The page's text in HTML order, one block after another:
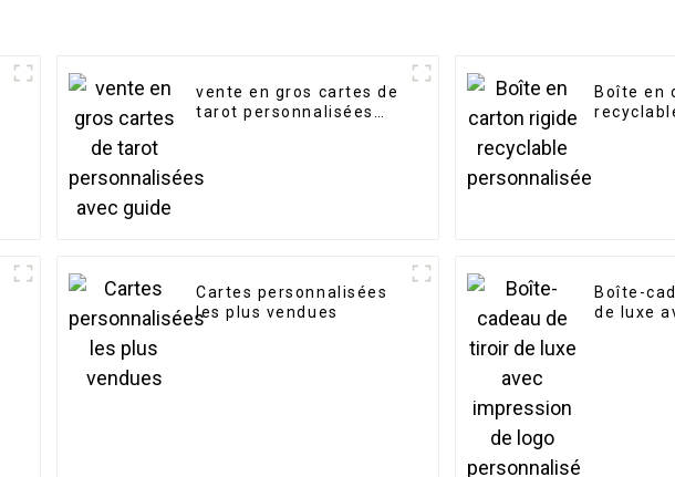
vente en gros cartes de
tarot personnalisées
Boîte en
Cartes personnalisées
les plus vendues
Boîte-
de luxe